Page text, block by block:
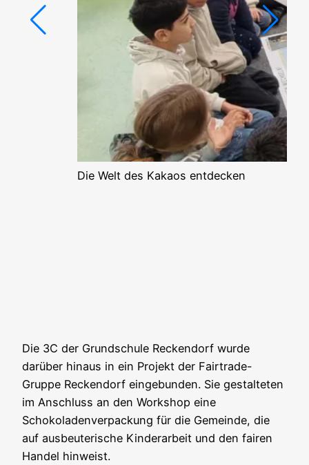
Die Welt des Kakaos entdecken
Die 3C der Grundschule Reckendorf wurde
darüber hinaus in ein Projekt der Fairtrade-
Gruppe Reckendorf eingebunden. Sie gestalteten
im Anschluss an den Workshop eine
Schokoladenverpackung für die Gemeinde, die
auf ausbeuterische Kinderarbeit und den fairen
Handel hinweist.